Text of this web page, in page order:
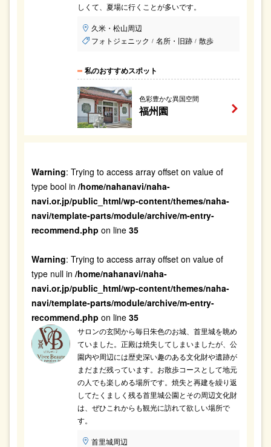
しくて、夏場に行くことが多いです。
久米・松山周辺
フォトジェニック / 名所・旧跡 / 散歩
私のおすすめスポット
色彩豊かな異国空間
福州園
Warning: Trying to access array offset on value of
type bool in /home/nahanavi/naha-
navi.or.jp/public_html/wp-content/themes/naha-
navi/template-parts/module/archive/m-entry-
recommend.php on line 35
Warning: Trying to access array offset on value of
type null in /home/nahanavi/naha-
navi.or.jp/public_html/wp-content/themes/naha-
navi/template-parts/module/archive/m-entry-
recommend.php on line 35
サロンの玄関から毎日朱色のお城、首里城を眺め
ていました。正殿は焼失してしまいましたが、公
園内や周辺には歴史深い趣のある文化財や遺跡が
まだまだ残っています。お散歩コースとして地元
の人でも楽しめる場所です。焼失と再建を繰り返
してたくましく残る首里城公園とその周辺文化財
は、ぜひこれからも観光に訪れて欲しい場所で
す。
首里城周辺